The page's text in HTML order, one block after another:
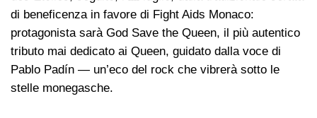
di beneficenza in favore di Fight Aids Monaco:
protagonista sarà God Save the Queen, il più autentico
tributo mai dedicato ai Queen, guidato dalla voce di
Pablo Padín — un’eco del rock che vibrerà sotto le
stelle monegasche.